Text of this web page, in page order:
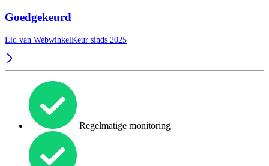
Goedgekeurd
Lid van WebwinkelKeur sinds 2025
Regelmatige monitoring